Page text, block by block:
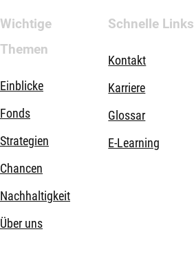
Wichtige
Themen
Einblicke
Fonds
Strategien
Chancen
Nachhaltigkeit
Über uns
Schnelle Links
Kontakt
Karriere
Glossar
E-Learning